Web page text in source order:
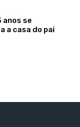
anos se
a casa do pai